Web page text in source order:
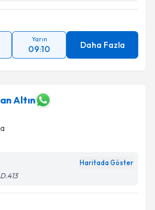
Yarın
09:10 Daha Fazla
Altın
Haritada Göster